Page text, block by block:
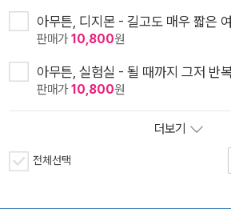
아무튼, 디지몬 - 길고도 매우 짧은
판매가10,800원
아무튼, 실험실 - 될 때까지 그저 반
판매가10,800원
더보기
전체선택